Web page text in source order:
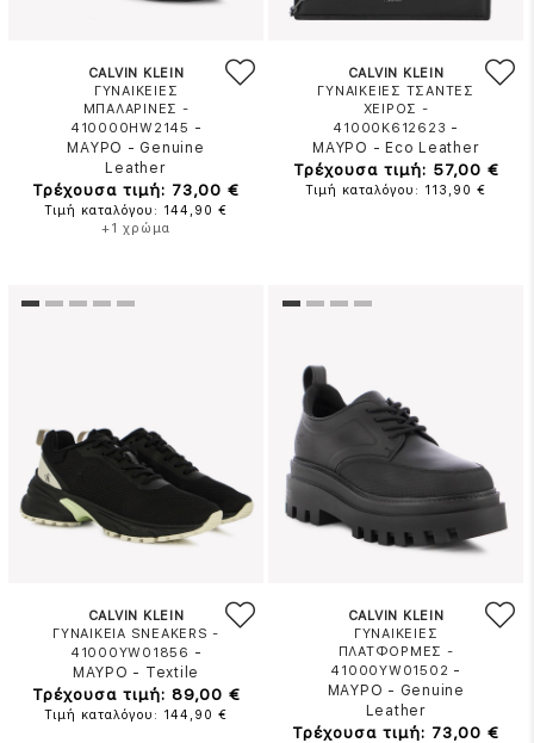
CALVIN KLEIN
ΓΥΝΑΙΚΕΙΕΣ
ΜΠΑΛΑΡΙΝΕΣ -
410000HW2145 -
ΜΑΥΡΟ - Genuine
Leather
Τρέχουσα τιμή: 73,00 €
Τιμή καταλόγου: 144,90 €
+1 χρώμα
CALVIN KLEIN
ΓΥΝΑΙΚΕΙΕΣ ΤΣΑΝΤΕΣ
ΧΕΙΡΟΣ -
41000K612623 -
ΜΑΥΡΟ - Eco Leather
Τρέχουσα τιμή: 57,00 €
Τιμή καταλόγου: 113,90 €
CALVIN KLEIN
ΓΥΝΑΙΚΕΙΑ SNEAKERS -
41000YW01856 -
ΜΑΥΡΟ - Textile
Τρέχουσα τιμή: 89,00 €
Τιμή καταλόγου: 144,90 €
CALVIN KLEIN
ΓΥΝΑΙΚΕΙΕΣ
ΠΛΑΤΦΟΡΜΕΣ -
41000YW01502 -
ΜΑΥΡΟ - Genuine
Leather
Τρέχουσα τιμή: 73,00 €